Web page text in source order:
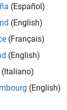
(Español)
(English)
(Français)
(English)
(Italiano)
(English)